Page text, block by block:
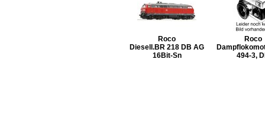
Roco
Diesell.BR 218 DB AG
16Bit-Sn
Roco
494-3,